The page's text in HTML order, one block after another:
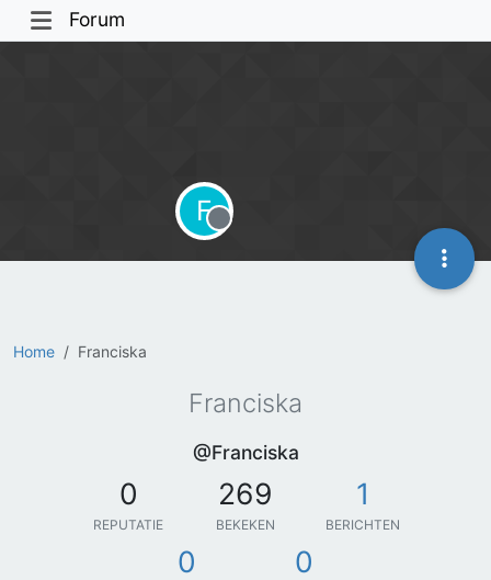
Forum
Home Franciska
F
Offline
Franciska
@Franciska
0
REPUTATIE
269
BEKEKEN
1
BERICHTEN
0 0